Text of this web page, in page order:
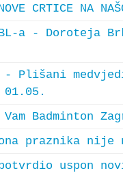
CRTICE NA
a - Doroteja
- Plišani
Badminton
praznika
uspon